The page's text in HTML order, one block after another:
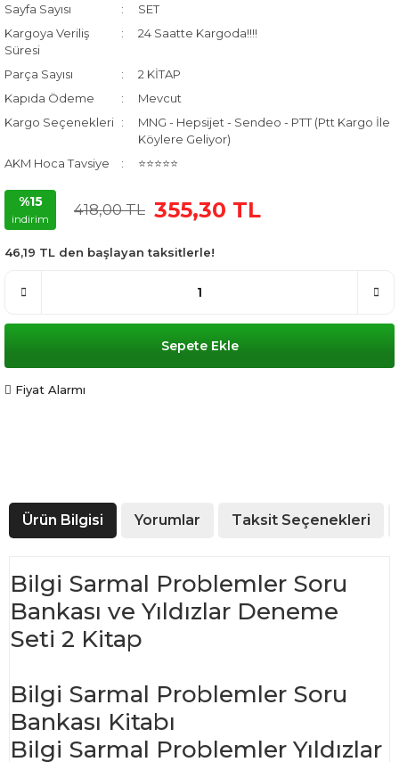
Sayfa Sayısı
SET
Kargoya Veriliş
Süresi
24 Saatte Kargoda!!!!
Parça Sayısı
2 KİTAP
Kapıda Ödeme
Mevcut
Kargo Seçenekleri
MNG - Hepsijet - Sendeo - PTT (Ptt Kargo İle
Köylere Geliyor)
AKM Hoca Tavsiye
⭐⭐⭐⭐⭐
%15
indirim
418,00 TL 355,30 TL
46,19 TL den başlayan taksitlerle!
Sepete Ekle
Fiyat Alarmı
Ürün Bilgisi Yorumlar Taksit Seçenekleri
Bilgi Sarmal Problemler Soru
Bankası ve Yıldızlar Deneme
Seti 2 Kitap
Bilgi Sarmal Problemler Soru
Bankası Kitabı
Bilgi Sarmal Problemler Yıldızlar